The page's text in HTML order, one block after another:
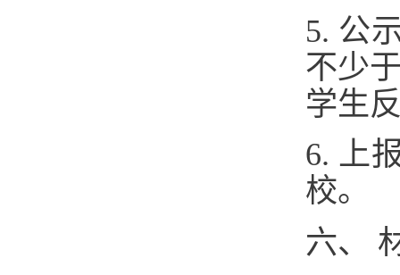
5. 公
不少
学生
6. 上
校。
六、